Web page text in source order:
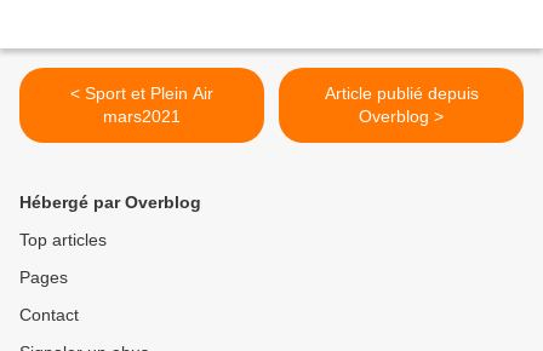
< Sport et Plein Air
mars2021
Article publié depuis
Overblog >
Hébergé par Overblog
Top articles
Pages
Contact